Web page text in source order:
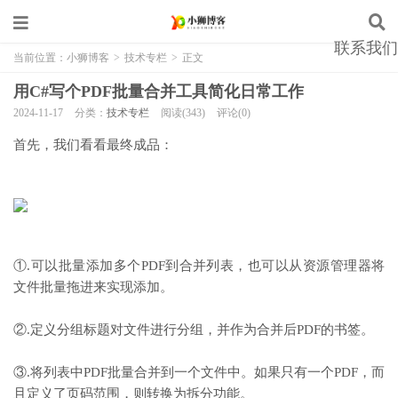
联系我们
当前位置： 小狮博客 > 技术专栏 > 正文
用C#写个PDF批量合并工具简化日常工作
2024-11-17 分类： 技术专栏 阅读(343) 评论(0)
首先，我们看看最终成品：
①.可以批量添加多个PDF到合并列表，也可以从资源管理器将
文件批量拖进来实现添加。
②.定义分组标题对文件进行分组，并作为合并后PDF的书签。
③.将列表中PDF批量合并到一个文件中。如果只有一个PDF，而
且定义了页码范围，则转换为拆分功能。